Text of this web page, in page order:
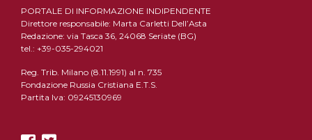
PORTALE DI INFORMAZIONE INDIPENDENTE
Direttore responsabile: Marta Carletti Dell’Asta
Redazione: via Tasca 36, 24068 Seriate (BG)
tel.: +39-035-294021
Reg. Trib. Milano (8.11.1991) al n. 735
Fondazione Russia Cristiana E.T.S.
Partita Iva: 09245130969